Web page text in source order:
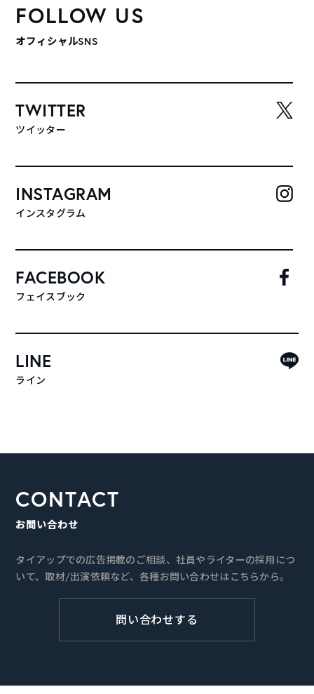
FOLLOW US
オフィシャルSNS
TWITTER
ツイッター
INSTAGRAM
インスタグラム
FACEBOOK
フェイスブック
LINE
ライン
CONTACT
お問い合わせ
タイアップでの広告掲載のご相談、社員やライターの採用につ
いて、取材/出演依頼など、各種お問い合わせはこちらから。
問い合わせする